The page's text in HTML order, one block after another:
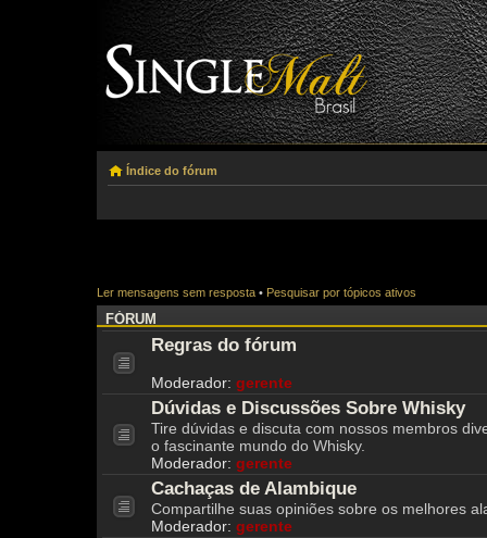
Índice do fórum
Ler mensagens sem resposta• Pesquisar por tópicos ativos
FÓRUM
Regras do fórum
Moderador: gerente
Dúvidas e Discussões Sobre Whisky
Tire dúvidas e discuta com nossos membros
o fascinante mundo do Whisky.
Moderador: gerente
Cachaças de Alambique
Compartilhe suas opiniões sobre os melhores
Moderador: gerente